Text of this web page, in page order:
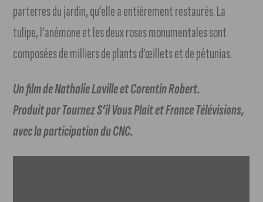
parterres du jardin, qu’elle a entièrement restaurés. La
tulipe, l’anémone et les deux roses monumentales sont
composées de milliers de plants d’œillets et de pétunias.
Un film de Nathalie Laville et Corentin Robert.
Produit par Tournez S’il Vous Plaît et France Télévisions,
avec la participation du CNC.